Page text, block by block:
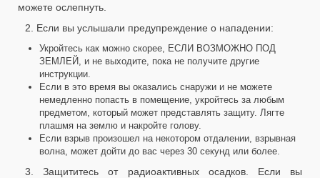
можете ослепнуть.
2. Если вы услышали предупреждение о нападении:
Укройтесь как можно скорее, ЕСЛИ ВОЗМОЖНО ПОД
ЗЕМЛЕЙ, и не выходите, пока не получите другие
инструкции.
Если в это время вы оказались снаружи и не можете
немедленно попасть в помещение, укройтесь за любым
предметом, который может представлять защиту. Лягте
плашмя на землю и накройте голову.
Если взрыв произошел на некотором отдалении, взрывная
волна, может дойти до вас через 30 секунд или более.
3. Защититесь от радиоактивных осадков. Если вы